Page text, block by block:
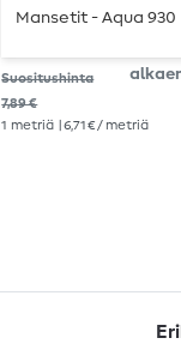
Mansetit - Aqua 930
Suositushinta
7,89 €
1 metriä | 6,71 € / metriä